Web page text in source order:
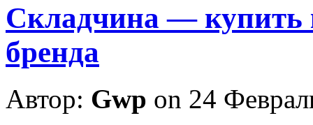
Складчина — купить
бренда
Автор: Gwp on 24